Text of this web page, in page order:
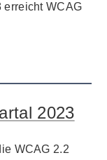
erreicht WCAG
2023
WCAG 2.2